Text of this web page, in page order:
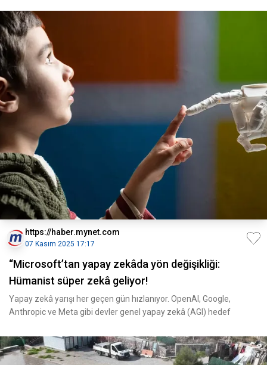
https://haber.mynet.com
07 Kasım 2025 17:17
“Microsoft’tan yapay zekâda yön değişikliği:
Hümanist süper zekâ geliyor!
Yapay zekâ yarışı her geçen gün hızlanıyor. OpenAI, Google,
Anthropic ve Meta gibi devler genel yapay zekâ (AGI) hedef